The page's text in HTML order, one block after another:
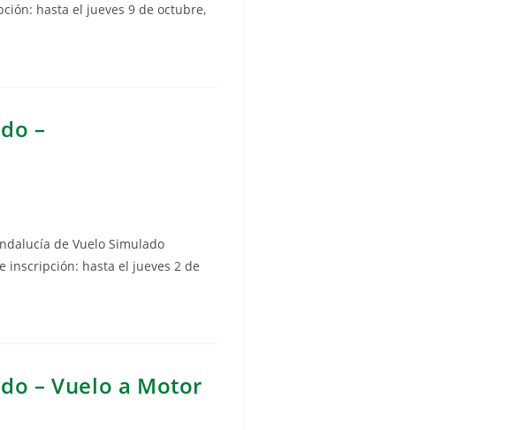
hasta el jueves 9 de octubre,
–
de Vuelo Simulado
inscripción: hasta el jueves 2 de
– Vuelo a Motor